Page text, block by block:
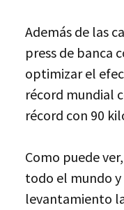
Además de las
press de banca
optimizar el
récord mundial
récord con 90
Como puede
todo el mundo y
levantamiento